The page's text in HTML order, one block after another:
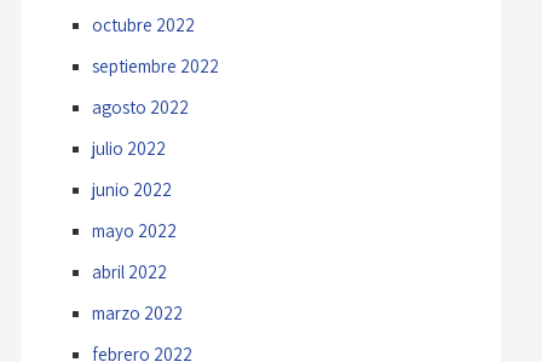
octubre 2022
septiembre 2022
agosto 2022
julio 2022
junio 2022
mayo 2022
abril 2022
marzo 2022
febrero 2022